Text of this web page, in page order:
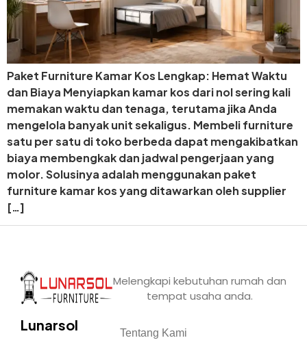
Paket Furniture Kamar Kos Lengkap: Hemat Waktu
dan Biaya Menyiapkan kamar kos dari nol sering kali
memakan waktu dan tenaga, terutama jika Anda
mengelola banyak unit sekaligus. Membeli furniture
satu per satu di toko berbeda dapat mengakibatkan
biaya membengkak dan jadwal pengerjaan yang
molor. Solusinya adalah menggunakan paket
furniture kamar kos yang ditawarkan oleh supplier
[…]
Melengkapi kebutuhan rumah dan
tempat usaha anda.
Lunarsol
Tentang Kami